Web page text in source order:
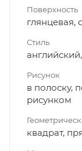
Поверхность
глянцевая,
Стиль
Рисунок
в полоску,
рисунком
квадрат,